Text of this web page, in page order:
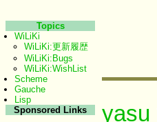
yasu
Topics
WiLiKi
WiLiKi:更新履歴
WiLiKi:Bugs
WiLiKi:WishList
Scheme
Gauche
Lisp
Sponsored Links